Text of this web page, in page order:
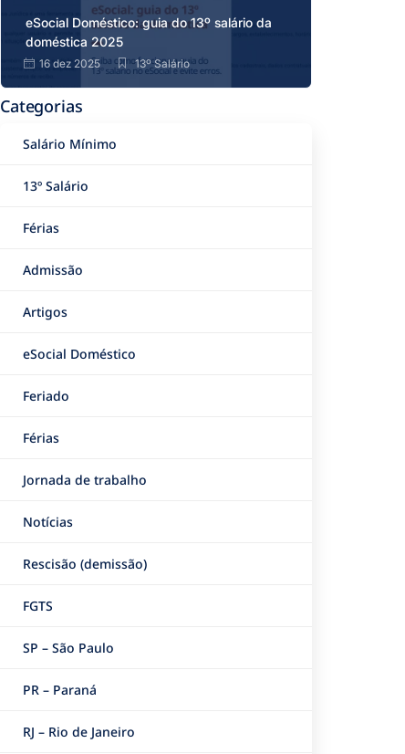
eSocial Doméstico: guia do 13º salário da
doméstica 2025
16 dez 2025 13º Salário
Categorias
Salário Mínimo
13º Salário
Férias
Admissão
Artigos
eSocial Doméstico
Feriado
Férias
Jornada de trabalho
Notícias
Rescisão (demissão)
FGTS
SP – São Paulo
PR – Paraná
RJ – Rio de Janeiro